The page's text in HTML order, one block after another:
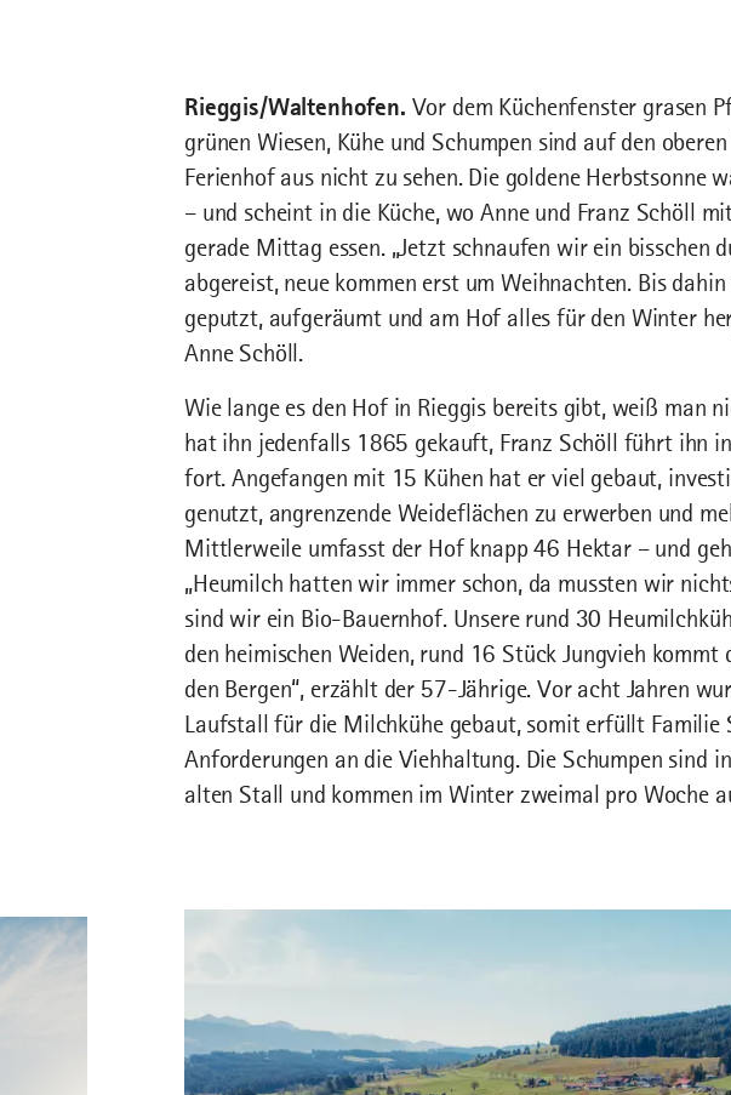
Rieggis/Waltenhofen. Vor dem Küchenfenster grasen
grünen Wiesen, Kühe und Schumpen sind auf den
Ferienhof aus nicht zu sehen. Die goldene Herbstsonne
– und scheint in die Küche, wo Anne und Franz Schöll
gerade Mittag essen. „Jetzt schnaufen wir ein bisschen
abgereist, neue kommen erst um Weihnachten. Bis
geputzt, aufgeräumt und am Hof alles für den Winter
Anne Schöll.
Wie lange es den Hof in Rieggis bereits gibt, weiß man
hat ihn jedenfalls 1865 gekauft, Franz Schöll führt ihn
fort. Angefangen mit 15 Kühen hat er viel gebaut,
genutzt, angrenzende Weideflächen zu erwerben und
Mittlerweile umfasst der Hof knapp 46 Hektar – und
„Heumilch hatten wir immer schon, da mussten wir
sind wir ein Bio-Bauernhof. Unsere rund 30
den heimischen Weiden, rund 16 Stück Jungvieh
den Bergen“, erzählt der 57-Jährige. Vor acht Jahren
Laufstall für die Milchkühe gebaut, somit erfüllt Familie
Anforderungen an die Viehhaltung. Die Schumpen sind
alten Stall und kommen im Winter zweimal pro Woche